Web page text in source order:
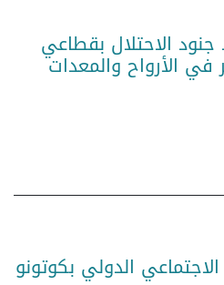
الاحتلال بقطاعي
في الأرواح والمعدات
الدولي بكوتونو